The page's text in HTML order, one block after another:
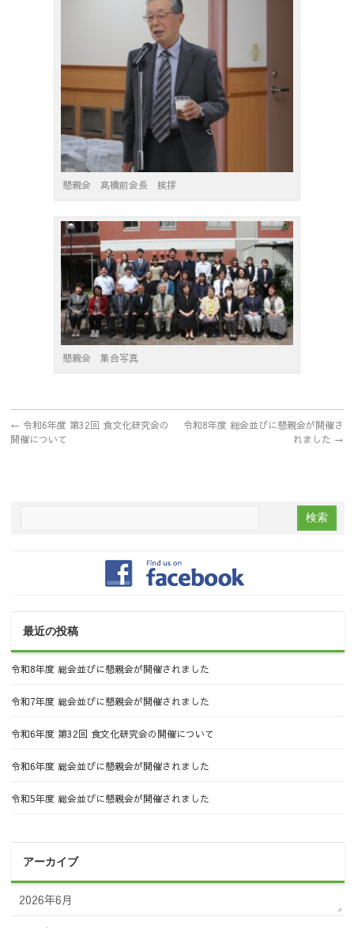
懇親会 髙橋前会長 挨拶
懇親会 集合写真
← 令和6年度 第32回 食文化研究会の
開催について
令和8年度 総会並びに懇親会が開催さ
れました →
最近の投稿
令和8年度 総会並びに懇親会が開催されました
令和7年度 総会並びに懇親会が開催されました
令和6年度 第32回 食文化研究会の開催について
令和6年度 総会並びに懇親会が開催されました
令和5年度 総会並びに懇親会が開催されました
アーカイブ
2026年6月